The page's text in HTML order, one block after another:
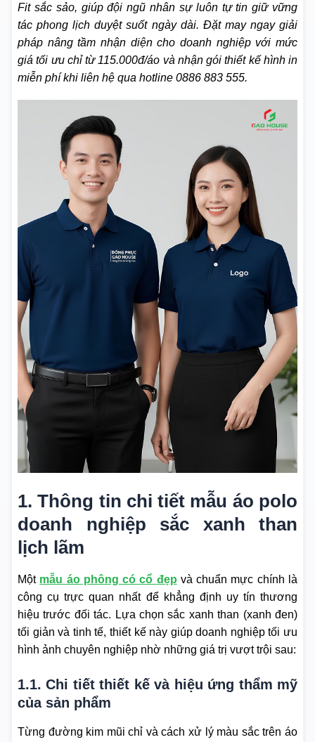
Fit sắc sảo, giúp đội ngũ nhân sự luôn tự tin giữ vững
tác phong lịch duyệt suốt ngày dài. Đặt may ngay giải
pháp nâng tầm nhận diện cho doanh nghiệp với mức
giá tối ưu chỉ từ 115.000đ/áo và nhận gói thiết kế hình in
miễn phí khi liên hệ qua hotline 0886 883 555.
1. Thông tin chi tiết mẫu áo polo
doanh nghiệp sắc xanh than
lịch lãm
Một mẫu áo phông có cổ đẹp và chuẩn mực chính là
công cụ trực quan nhất để khẳng định uy tín thương
hiệu trước đối tác. Lựa chọn sắc xanh than (xanh đen)
tối giản và tinh tế, thiết kế này giúp doanh nghiệp tối ưu
hình ảnh chuyên nghiệp nhờ những giá trị vượt trội sau:
1.1. Chi tiết thiết kế và hiệu ứng thẩm mỹ
của sản phẩm
Từng đường kim mũi chỉ và cách xử lý màu sắc trên áo